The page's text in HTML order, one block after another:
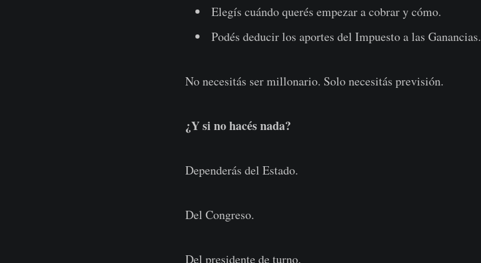
Elegís cuándo querés empezar a cobrar y cómo.
Podés deducir los aportes del Impuesto a las Ganancias.
No necesitás ser millonario. Solo necesitás previsión.
¿Y si no hacés nada?
Dependerás del Estado.
Del Congreso.
Del presidente de turno.